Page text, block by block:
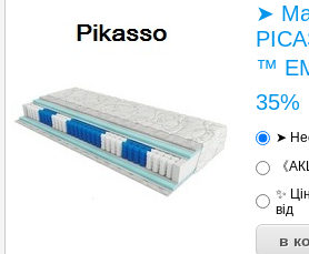
➤
™
35%
➤
《
✨
від